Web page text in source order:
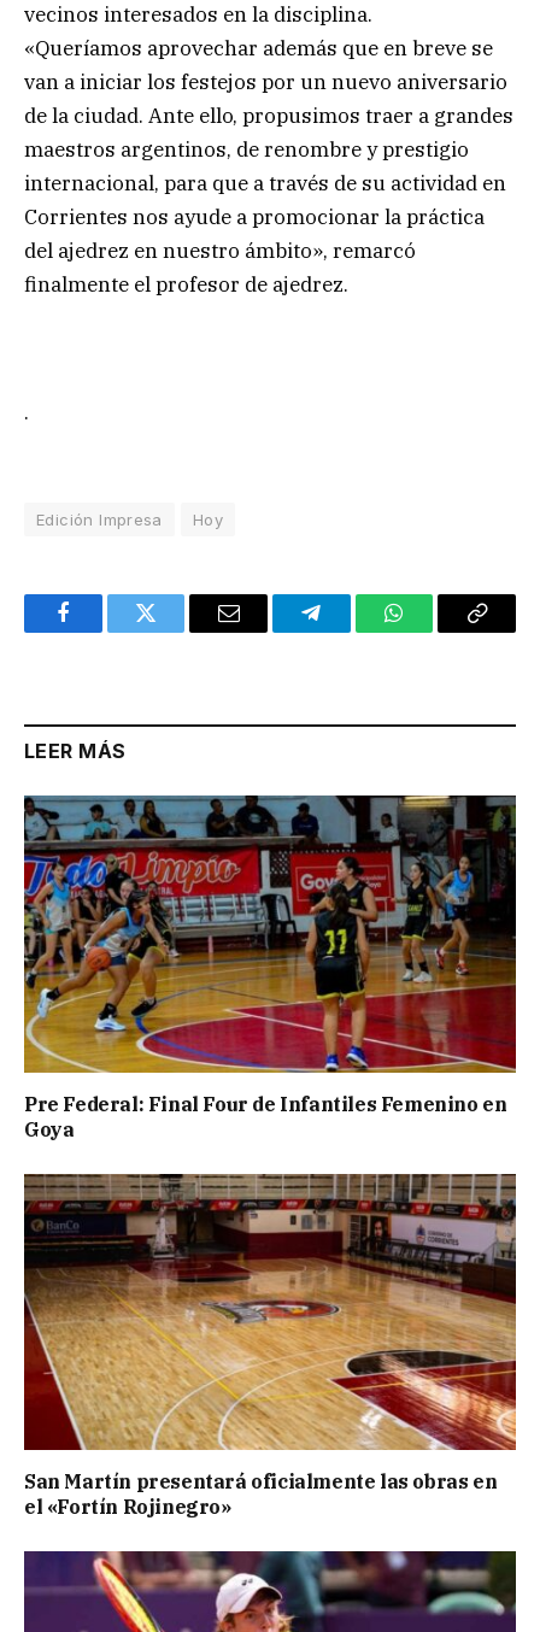
vecinos interesados en la disciplina.
«Queríamos aprovechar además que en breve se
van a iniciar los festejos por un nuevo aniversario
de la ciudad. Ante ello, propusimos traer a grandes
maestros argentinos, de renombre y prestigio
internacional, para que a través de su actividad en
Corrientes nos ayude a promocionar la práctica
del ajedrez en nuestro ámbito», remarcó
finalmente el profesor de ajedrez.
.
Edición Impresa Hoy
FacebookTwitter Email TelegramWhatsAppCopy
LEER MÁS
Pre Federal: Final Four de Infantiles Femenino en
Goya
San Martín presentará oficialmente las obras en
el «Fortín Rojinegro»